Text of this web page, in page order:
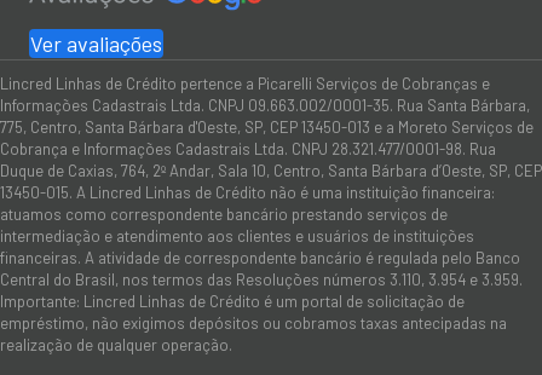
Ver avaliações
Lincred Linhas de Crédito pertence a Picarelli Serviços de Cobranças e
Informações Cadastrais Ltda. CNPJ 09.663.002/0001-35. Rua Santa Bárbara,
775, Centro, Santa Bárbara d'Oeste, SP, CEP 13450-013 e a Moreto Serviços de
Cobrança e Informações Cadastrais Ltda. CNPJ 28.321.477/0001-98. Rua
Duque de Caxias, 764, 2º Andar, Sala 10, Centro, Santa Bárbara d’Oeste, SP, CEP
13450-015. A Lincred Linhas de Crédito não é uma instituição financeira:
atuamos como correspondente bancário prestando serviços de
intermediação e atendimento aos clientes e usuários de instituições
financeiras. A atividade de correspondente bancário é regulada pelo Banco
Central do Brasil, nos termos das Resoluções números 3.110, 3.954 e 3.959.
Importante: Lincred Linhas de Crédito é um portal de solicitação de
empréstimo, não exigimos depósitos ou cobramos taxas antecipadas na
realização de qualquer operação.